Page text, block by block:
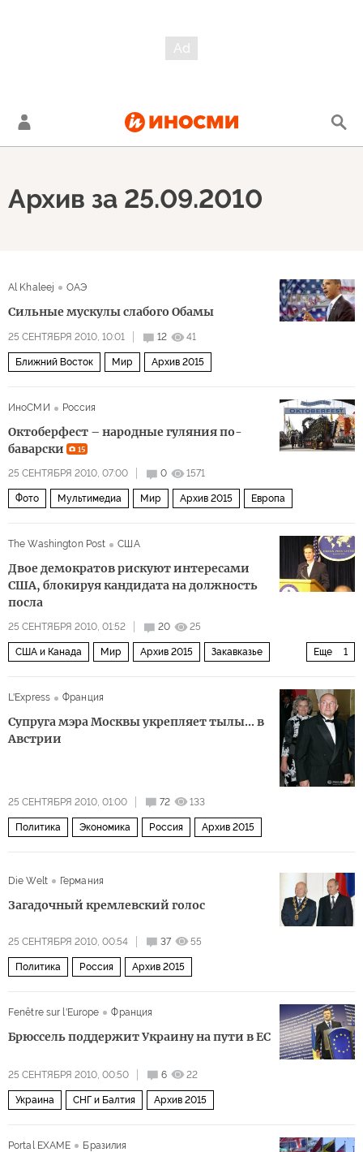
Архив за 25.09.2010
Al Khaleej ОАЭ
Сильные мускулы слабого Обамы
25 СЕНТЯБРЯ 2010, 10:01 12 41
Ближний Восток Мир Архив 2015
ИноСМИ Россия
Октоберфест – народные гуляния по-
баварски
15
25 СЕНТЯБРЯ 2010, 07:00 0 1571
Фото Мультимедиа Мир Архив 2015 Европа
The Washington Post США
Двое демократов рискуют интересами
США, блокируя кандидата на должность
посла
25 СЕНТЯБРЯ 2010, 01:52 20 25
Еще 1
США и Канада Мир Архив 2015 Закавказье
L'Express
Франция
Супруга мэра Москвы укрепляет тылы... в
Австрии
25 СЕНТЯБРЯ 2010, 01:00 72 133
Политика Экономика Россия Архив 2015
Die Welt Германия
Загадочный кремлевский голос
25 СЕНТЯБРЯ 2010, 00:54 37 55
Политика Россия Архив 2015
Fenêtre sur l'Europe Франция
Брюссель поддержит Украину на пути в ЕС
25 СЕНТЯБРЯ 2010, 00:50 6 22
Украина СНГ и Балтия Архив 2015
Portal EXAME Бразилия